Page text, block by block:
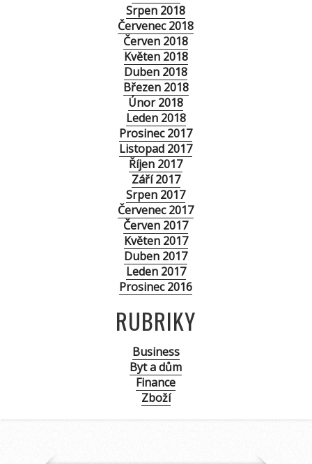
Srpen 2018
Červenec 2018
Červen 2018
Květen 2018
Duben 2018
Březen 2018
Únor 2018
Leden 2018
Prosinec 2017
Listopad 2017
Říjen 2017
Září 2017
Srpen 2017
Červenec 2017
Červen 2017
Květen 2017
Duben 2017
Leden 2017
Prosinec 2016
RUBRIKY
Business
Byt a dům
Finance
Zboží